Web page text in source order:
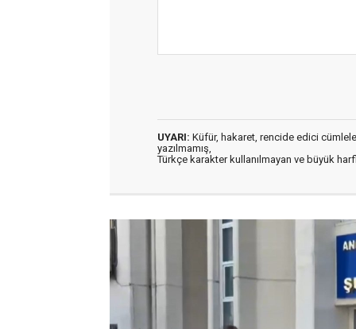
UYARI: Küfür, hakaret, rencide edici
yazılmamış,
Türkçe karakter kullanılmayan ve büyük